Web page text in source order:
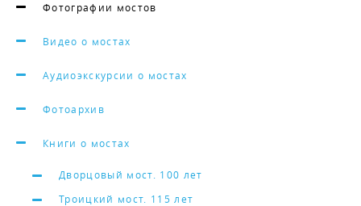
Фотографии мостов
Видео о мостах
Аудиоэкскурсии о мостах
Фотоархив
Книги о мостах
Дворцовый мост. 100 лет
Троицкий мост. 115 лет